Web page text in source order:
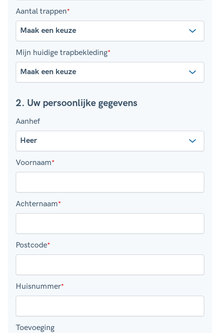
Aantal trappen*
Mijn huidige trapbekleding*
2. Uw persoonlijke gegevens
Aanhef
Voornaam*
Achternaam*
Postcode*
Huisnummer*
Toevoeging
foto.
helix.